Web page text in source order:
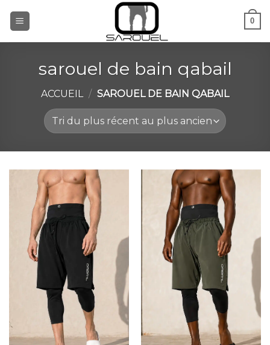
0
sarouel de bain qabail
ACCUEIL / SAROUEL DE BAIN QABAIL